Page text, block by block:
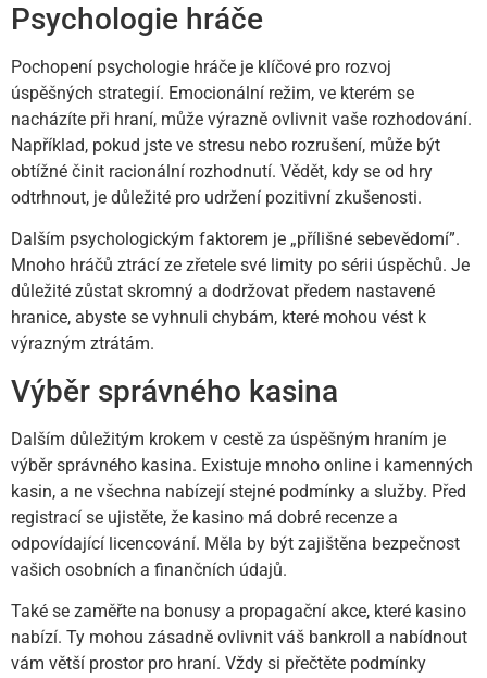
Psychologie hráče
Pochopení psychologie hráče je klíčové pro rozvoj
úspěšných strategií. Emocionální režim, ve kterém se
nacházíte při hraní, může výrazně ovlivnit vaše rozhodování.
Například, pokud jste ve stresu nebo rozrušení, může být
obtížné činit racionální rozhodnutí. Vědět, kdy se od hry
odtrhnout, je důležité pro udržení pozitivní zkušenosti.
Dalším psychologickým faktorem je „přílišné sebevědomí”.
Mnoho hráčů ztrácí ze zřetele své limity po sérii úspěchů. Je
důležité zůstat skromný a dodržovat předem nastavené
hranice, abyste se vyhnuli chybám, které mohou vést k
výrazným ztrátám.
Výběr správného kasina
Dalším důležitým krokem v cestě za úspěšným hraním je
výběr správného kasina. Existuje mnoho online i kamenných
kasin, a ne všechna nabízejí stejné podmínky a služby. Před
registrací se ujistěte, že kasino má dobré recenze a
odpovídající licencování. Měla by být zajištěna bezpečnost
vašich osobních a finančních údajů.
Také se zaměřte na bonusy a propagační akce, které kasino
nabízí. Ty mohou zásadně ovlivnit váš bankroll a nabídnout
vám větší prostor pro hraní. Vždy si přečtěte podmínky